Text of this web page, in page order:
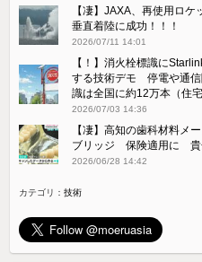
【凄】JAXA、再使用ロ
垂直着陸に成功！！！
2026/07/11 14:01
【！】消火栓標識に
する技術デモ 停電や通
識は全国に約12万本（住
2026/07/03 14:36
【凄】高知の歯科材料メ
ブリッジ 保険適用に 貴
2026/06/28 14:42
カテゴリ：技術